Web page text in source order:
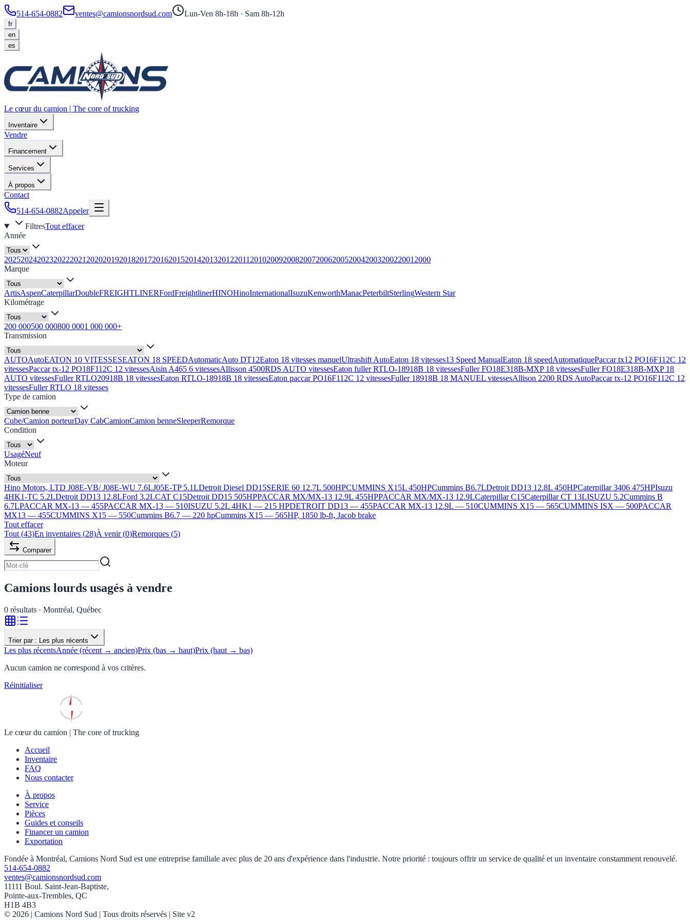
514-654-0882 ventes@camionsnordsud.com Lun-Ven 8h-18h · Sam 8h-12h
fr
en
es
Le cœur du camion | The core of trucking
Inventaire
Vendre
Financement
Services
À propos
Contact
514-654-0882Appeler
FiltresTout effacer
Année
20252024202320222021 2020201920182017201620152014201320122011 2010200920082007200620052004200320022001 2000
Marque
ArtisAspenCaterpillarDoubleFREIGHTLINERFordFreightlinerHINOHinoInternationalIsuzuKenworthManacPeterbiltSterlingWestern Star
Kilométrage
200 000500 000800 0001 000 000+
Transmission
AUTOAutoEATON 10 VITESSESEATON 18 SPEEDAutomaticAuto DT12Eaton 18 vitesses manuelUltrashift AutoEaton 18 vitesses13 Speed ManualEaton 18 speedAutomatiquePaccar tx12 PO16F112C 12
vitessesPaccar tx-12 PO18F112C 12 vitessesAisin A465 6 vitessesAllisson 4500RDS AUTO vitessesEaton fuller RTLO-18918B 18 vitessesFuller FO18E318B-MXP 18 vitessesFuller FO18E318B-MXP 18
AUTO vitessesFuller RTLO20918B 18 vitessesEaton RTLO-18918B 18 vitessesEaton paccar PO16F112C 12 vitessesFuller 18918B 18 MANUEL vitessesAllison 2200 RDS AutoPaccar tx-12 PO16F112C 12
vitessesFuller RTLO 18 vitesses
Type de camion
Cube/Camion porteurDay CabCamionCamion benneSleeperRemorque
Condition
UsagéNeuf
Moteur
Hino Motors, LTD J08E-VB/ J08E-WU 7.6LJ05E-TP 5.1LDetroit Diesel DD15SERIE 60 12.7L 500HPCUMMINS X15L 450HPCummins B6.7LDetroit DD13 12.8L 450HPCaterpillar 3406 475HPIsuzu
4HK1-TC 5.2LDetroit DD13 12.8LFord 3.2LCAT C15Detroit DD15 505HPPACCAR MX/MX-13 12.9L 455HPPACCAR MX/MX-13 12.9LCaterpillar C15Caterpillar CT 13LISUZU 5.2Cummins B
6.7LPACCAR MX-13 — 455PACCAR MX-13 — 510ISUZU 5.2L 4HK1 — 215 HPDETROIT DD13 — 455PACCAR MX-13 12.9L — 510CUMMINS X15 — 565CUMMINS ISX — 500PACCAR
MX13 — 455CUMMINS X15 — 550Cummins B6.7 — 220 hpCummins X15 — 565HP, 1850 lb-ft, Jacob brake
Tout effacer
Tout (43)En inventaires (28)À venir (0)Remorques (5)
Comparer
Camions lourds usagés à vendre
0 résultats · Montréal, Québec
Trier par : Les plus récents
Les plus récentsAnnée (récent → ancien)Prix (bas → haut)Prix (haut → bas)
Aucun camion ne correspond à vos critères.
Réinitialiser
Le cœur du camion | The core of trucking
Accueil
Inventaire
FAQ
Nous contacter
À propos
Service
Pièces
Guides et conseils
Financer un camion
Exportation
Fondée à Montréal, Camions Nord Sud est une entreprise familiale avec plus de 20 ans d'expérience dans l'industrie. Notre priorité : toujours offrir un service de qualité et un inventaire constamment renouvelé.
514-654-0882
ventes@camionsnordsud.com
11111 Boul. Saint-Jean-Baptiste,
Pointe-aux-Trembles, QC
H1B 4B3
© 2026 | Camions Nord Sud | Tous droits réservés | Site v2